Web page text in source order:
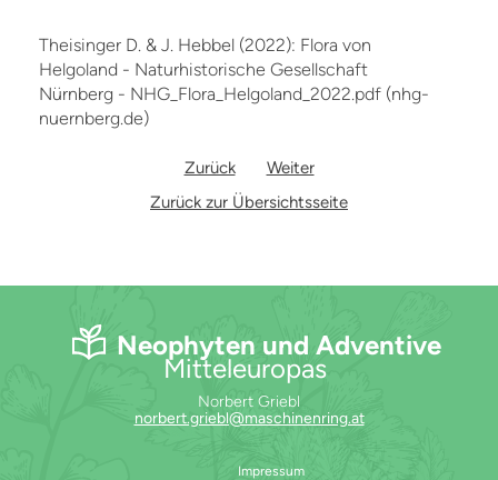
Theisinger D. & J. Hebbel (2022): Flora von
Helgoland - Naturhistorische Gesellschaft
Nürnberg - NHG_Flora_Helgoland_2022.pdf (nhg-
nuernberg.de)
Zurück
Weiter
Zurück zur Übersichtsseite
Neophyten und Adventive
Mitteleuropas
Norbert Griebl
norbert.griebl@maschinenring.at
Impressum